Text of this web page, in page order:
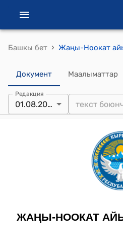
Башкы бет ›
Документ Маалыматтар
Редакция
01.08.2024